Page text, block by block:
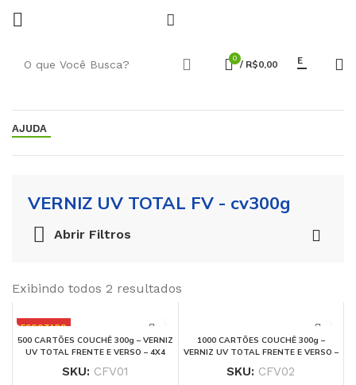
0 / R$0,00 E
AJUDA
VERNIZ UV TOTAL FV - cv300g
Abrir Filtros
Exibindo todos 2 resultados
ESGOTADO
500 CARTÕES COUCHÊ 300g – VERNIZ
UV TOTAL FRENTE E VERSO – 4X4
SKU: CFV01
1000 UN
1000 CARTÕES COUCHÊ 300g –
VERNIZ UV TOTAL FRENTE E VERSO –
SKU: CFV02